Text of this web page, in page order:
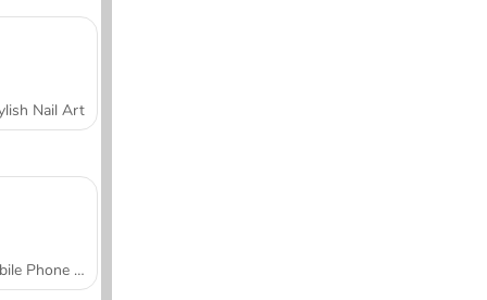
Nail Art
Mobile Phone Case Design & DIY